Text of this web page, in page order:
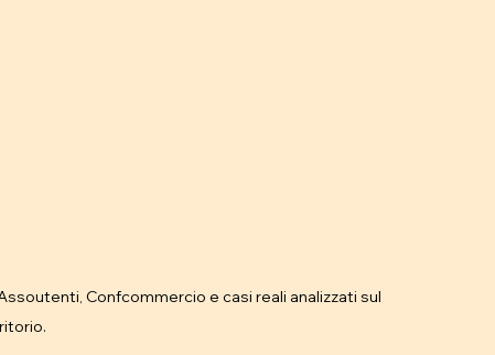
Confcommercio e casi reali analizzati sul